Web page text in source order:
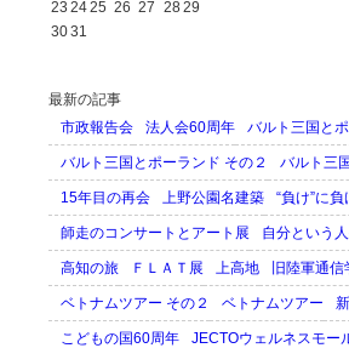
23 2425 26 27 2829
3031
最新の記事
市政報告会
法人会60周年 バルト三国と
バルト三国とポーランド その２ バルト三
15年目の再会 上野公園名建築 “負け”に
師走のコンサートとアート展 自分という
高知の旅 ＦＬＡＴ展 上高地 旧陸軍通信
ベトナムツアー その２ ベトナムツアー
こどもの国60周年 JECTOウェルネスモー